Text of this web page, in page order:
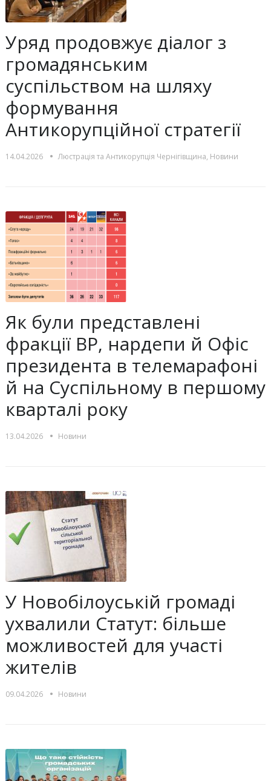
Уряд продовжує діалог з
громадянським
суспільством на шляху
формування
Антикорупційної стратегії
14.04.2026 • Люстрацiя та Антикорупцiя Чернігівщина, Новини
Як були представлені
фракції ВР, нардепи й Офіс
президента в телемарафоні
й на Суспільному в першому
кварталі року
13.04.2026 • Новини
У Новобілоуській громаді
ухвалили Статут: більше
можливостей для участі
жителів
09.04.2026 • Новини